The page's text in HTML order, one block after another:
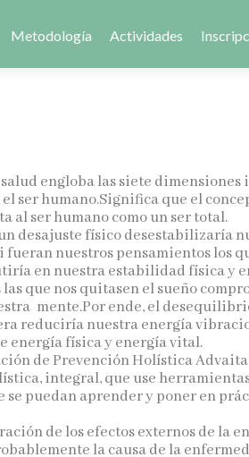
Metodología Actividades
engloba las siete
ser humano.Significa que el
al ser humano como un ser total.
desajuste físico desestabilizaría
fueran nuestros pensamientos los
en nuestra estabilidad física y
las que nos quitasen el sueño
mente.Por ende, el
reduciría nuestra energía
energía física y energía vital.
de Prevención Holística
integral, que use
se puedan aprender y poner en
de los efectos externos de la
la causa de la